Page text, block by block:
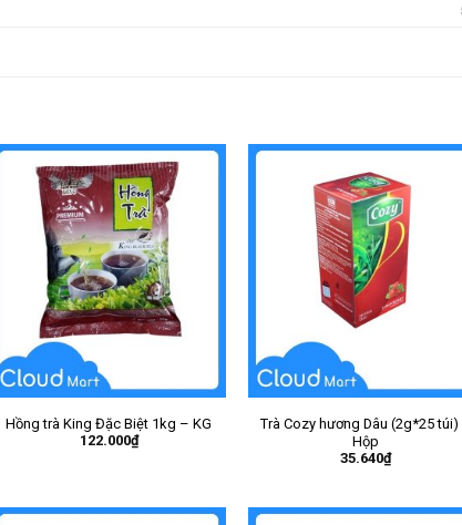
Hồng trà King Đặc Biệt 1kg – KG
122.000₫
Trà Cozy hương Dâu (2g*25 túi)
Hộp
35.640₫